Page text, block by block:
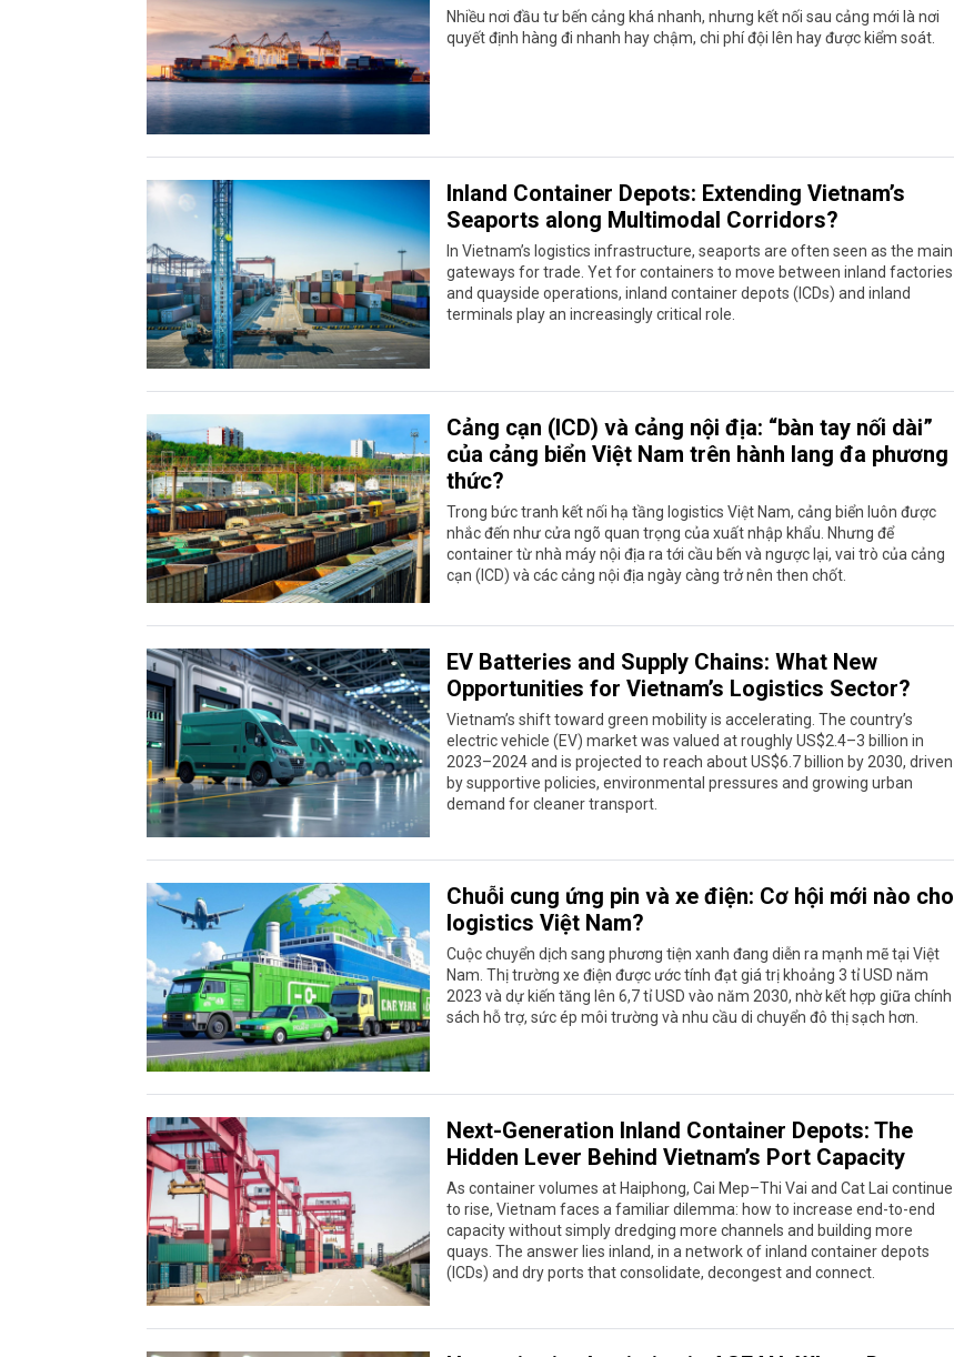
Nhiều nơi đầu tư bến cảng khá nhanh, nhưng kết nối sau cảng mới là nơi
quyết định hàng đi nhanh hay chậm, chi phí đội lên hay được kiểm soát.
Inland Container Depots: Extending Vietnam’s
Seaports along Multimodal Corridors?
In Vietnam’s logistics infrastructure, seaports are often seen as the main
gateways for trade. Yet for containers to move between inland factories
and quayside operations, inland container depots (ICDs) and inland
terminals play an increasingly critical role.
Cảng cạn (ICD) và cảng nội địa: “bàn tay nối dài”
của cảng biển Việt Nam trên hành lang đa phương
thức?
Trong bức tranh kết nối hạ tầng logistics Việt Nam, cảng biển luôn được
nhắc đến như cửa ngõ quan trọng của xuất nhập khẩu. Nhưng để
container từ nhà máy nội địa ra tới cầu bến và ngược lại, vai trò của cảng
cạn (ICD) và các cảng nội địa ngày càng trở nên then chốt.
EV Batteries and Supply Chains: What New
Opportunities for Vietnam’s Logistics Sector?
Vietnam’s shift toward green mobility is accelerating. The country’s
electric vehicle (EV) market was valued at roughly US$2.4–3 billion in
2023–2024 and is projected to reach about US$6.7 billion by 2030, driven
by supportive policies, environmental pressures and growing urban
demand for cleaner transport.
Chuỗi cung ứng pin và xe điện: Cơ hội mới nào cho
logistics Việt Nam?
Cuộc chuyển dịch sang phương tiện xanh đang diễn ra mạnh mẽ tại Việt
Nam. Thị trường xe điện được ước tính đạt giá trị khoảng 3 tỉ USD năm
2023 và dự kiến tăng lên 6,7 tỉ USD vào năm 2030, nhờ kết hợp giữa chính
sách hỗ trợ, sức ép môi trường và nhu cầu di chuyển đô thị sạch hơn.
Next-Generation Inland Container Depots: The
Hidden Lever Behind Vietnam’s Port Capacity
As container volumes at Haiphong, Cai Mep–Thi Vai and Cat Lai continue
to rise, Vietnam faces a familiar dilemma: how to increase end-to-end
capacity without simply dredging more channels and building more
quays. The answer lies inland, in a network of inland container depots
(ICDs) and dry ports that consolidate, decongest and connect.